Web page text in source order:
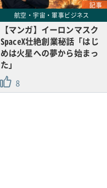
記事
航空・宇宙・軍事ビジネス
【マンガ】イーロンマスク
SpaceX壮絶創業秘話「はじ
めは火星への夢から始まっ
た」
8